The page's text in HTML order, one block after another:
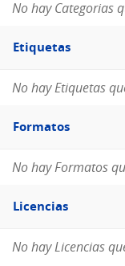
No hay Categorias
Filtro
Etiquetas
Etiquetas
No hay Etiquetas
Filtro
Formatos
Formatos
No hay Formatos
Filtro
Licencias
Licencias
No hay Licencias